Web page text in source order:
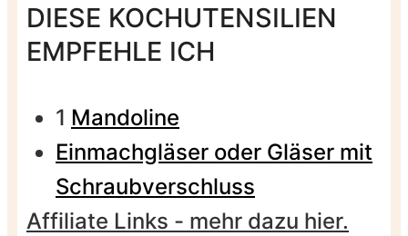
DIESE KOCHUTENSILIEN
EMPFEHLE ICH
1 Mandoline
Einmachgläser oder Gläser mit
Schraubverschluss
Affiliate Links - mehr dazu hier.